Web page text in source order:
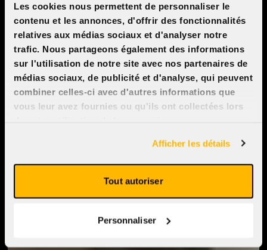
Les cookies nous permettent de personnaliser le
contenu et les annonces, d'offrir des fonctionnalités
relatives aux médias sociaux et d'analyser notre
trafic. Nous partageons également des informations
sur l'utilisation de notre site avec nos partenaires de
médias sociaux, de publicité et d'analyse, qui peuvent
combiner celles-ci avec d'autres informations que
vous leur avez fournies ou qu'ils ont collectées lors
Afficher les détails
Tout autoriser
Personnaliser